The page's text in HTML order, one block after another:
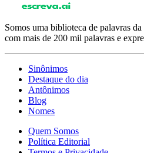
Somos uma biblioteca de palavras
com mais de 200 mil palavras e
Sinônimos
Destaque do dia
Antônimos
Blog
Nomes
Quem Somos
Política Editorial